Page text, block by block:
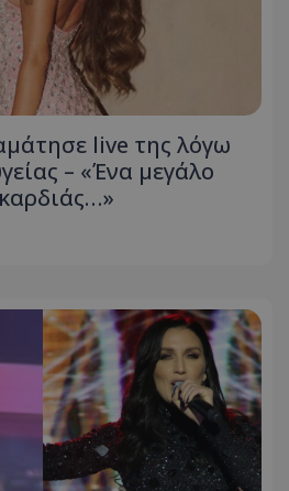
live της λόγω
– «Ένα μεγάλο